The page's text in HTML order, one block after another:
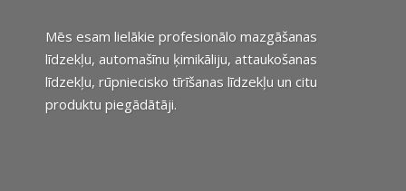
Mēs esam lielākie profesionālo mazgāšanas
līdzekļu, automašīnu ķimikāliju, attaukošanas
līdzekļu, rūpniecisko tīrīšanas līdzekļu un citu
produktu piegādātāji.